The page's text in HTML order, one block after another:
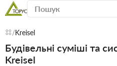
Kreisel
Будівельні суміші та
Kreisel